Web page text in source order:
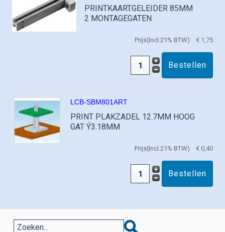
PRINTKAARTGELEIDER 85MM
2 MONTAGEGATEN
Prijs(Incl.21% BTW) € 1,75
LCB-SBM801ART
PRINT PLAKZADEL 12.7MM HOOG
GAT Ý3.18MM
Prijs(Incl.21% BTW) € 0,40